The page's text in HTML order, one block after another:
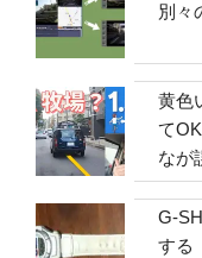
別々
黄色
て
なが
G-
する